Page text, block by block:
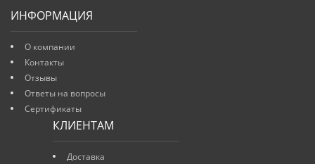
ИНФОРМАЦИЯ
О компании
Контакты
Отзывы
Ответы на вопросы
Сертификаты
КЛИЕНТАМ
Доставка